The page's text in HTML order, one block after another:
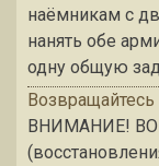
наёмникам с
нанять обе
одну общую
ВНИМАНИЕ!